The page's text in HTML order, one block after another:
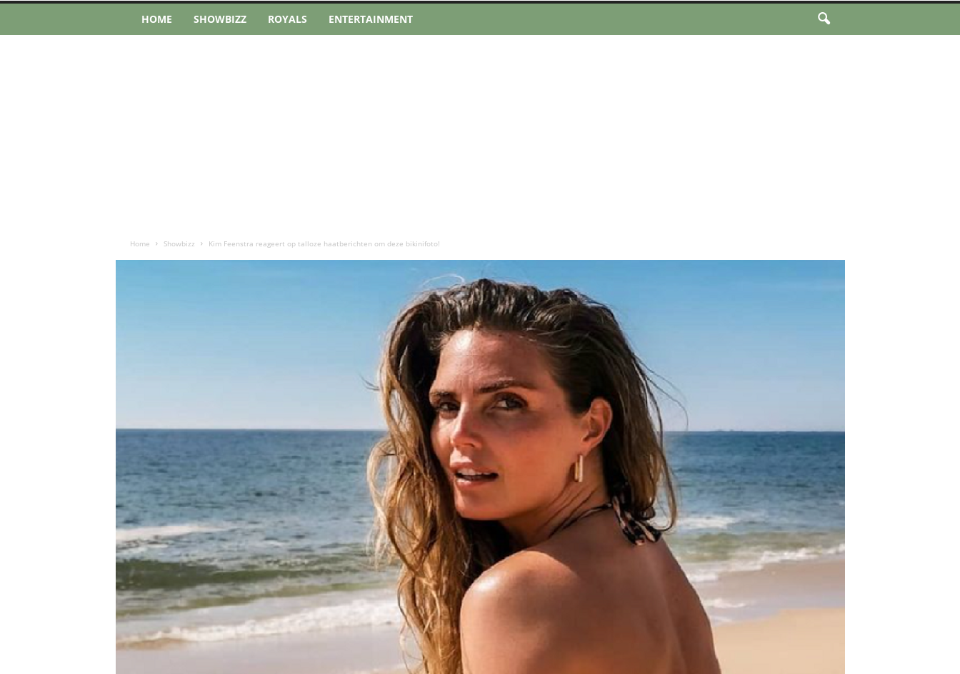
HOME SHOWBIZZ ROYALS ENTERTAINMENT
Home Showbizz Kim Feenstra reageert op talloze haatberichten om deze bikinifoto!